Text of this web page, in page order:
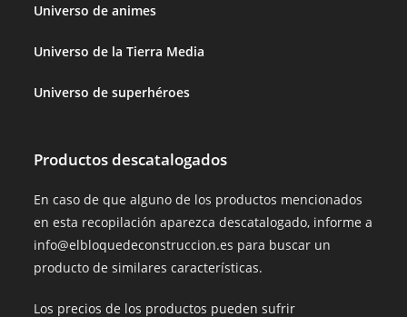
Universo de animes
Universo de la Tierra Media
Universo de superhéroes
Productos descatalogados
En caso de que alguno de los productos mencionados
en esta recopilación aparezca descatalogado, informe a
info@elbloquedeconstruccion.es para buscar un
producto de similares características.
Los precios de los productos pueden sufrir